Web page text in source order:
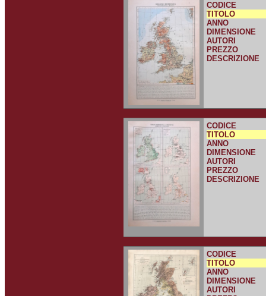
CODICE
TITOLO
ANNO
DIMENSIONE
AUTORI
PREZZO
DESCRIZIONE
CODICE
TITOLO
ANNO
DIMENSIONE
AUTORI
PREZZO
DESCRIZIONE
CODICE
TITOLO
ANNO
DIMENSIONE
AUTORI